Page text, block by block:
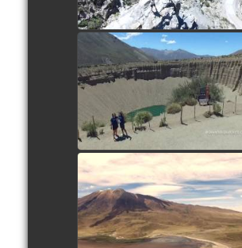
Pozos de las Animas
watch video
Laguna Tromen
watch video